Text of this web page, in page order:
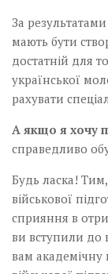
За
мають бути
достатній для
української
рахувати
A якщо я хочу
справедливо
Будь ласка!
військової
сприяння в
ви вступили до
вам академічну